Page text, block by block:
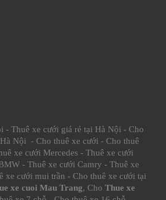
- Thuê xe cưới giá rẻ tại Hà Nội - Cho
Nội - Cho thuê xe cưới - Cho thuê
xe cưới Mercedes - Thuê xe cưới
- Thuê xe cưới Camry - Thuê xe
xe cưới mui trần - Cho thuê xe cưới tại
xe cuoi Mau Trang, Cho Thue xe